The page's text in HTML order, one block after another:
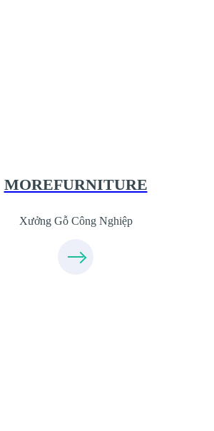
MOREFURNITURE
Xưởng Gỗ Công Nghiệp